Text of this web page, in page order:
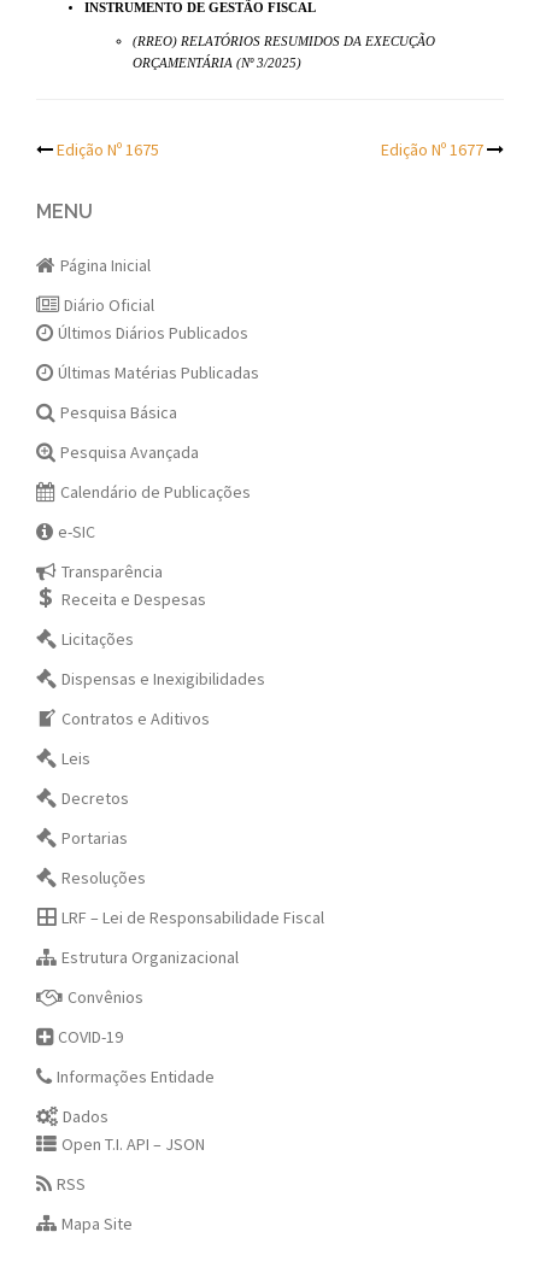
INSTRUMENTO DE GESTÃO FISCAL
(RREO) RELATÓRIOS RESUMIDOS DA EXECUÇÃO
ORÇAMENTÁRIA (Nº 3/2025)
Post
navigation
Edição Nº 1675 Edição Nº 1677
MENU
Página Inicial
Diário Oficial
Últimos Diários Publicados
Últimas Matérias Publicadas
Pesquisa Básica
Pesquisa Avançada
Calendário de Publicações
e-SIC
Transparência
Receita e Despesas
Licitações
Dispensas e Inexigibilidades
Contratos e Aditivos
Leis
Decretos
Portarias
Resoluções
LRF – Lei de Responsabilidade Fiscal
Estrutura Organizacional
Convênios
COVID-19
Informações Entidade
Dados
Open T.I. API – JSON
RSS
Mapa Site